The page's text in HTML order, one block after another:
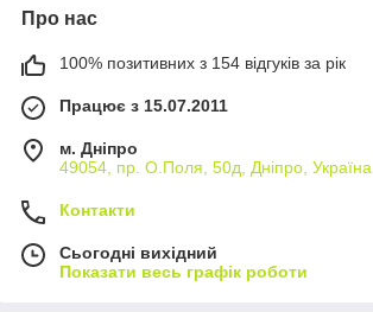
Про нас
100% позитивних з 154 відгуків за рік
Працює з 15.07.2011
м. Дніпро
49054, пр. О.Поля, 50д, Дніпро, Україна
Контакти
Сьогодні вихідний
Показати весь графік роботи